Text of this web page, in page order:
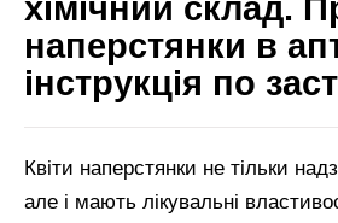
хімічний склад.
наперстянки в
інструкція по
Квіти наперстянки не тільки
але і мають лікувальні